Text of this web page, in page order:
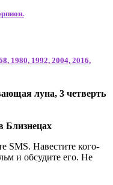
1980, 1992, 2004, 2016,
луна, 3 четверть
Близнецах
SMS. Навестите кого-
и обсудите его. Не